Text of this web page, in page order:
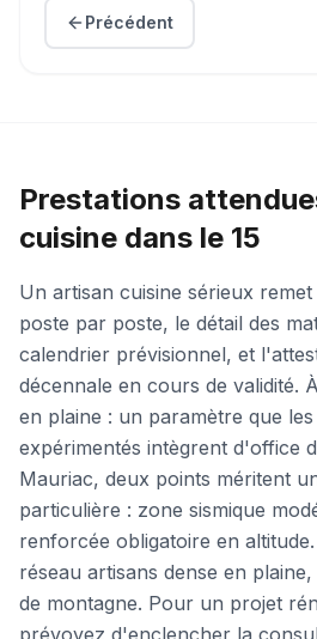
Précédent
Prestations
cuisine dans le 15
Un artisan cuisine sérieux remet
poste par poste, le détail des
calendrier prévisionnel, et
décennale en cours de validité.
en plaine : un paramètre que
expérimentés intègrent d'office
Mauriac, deux points méritent
particulière : zone sismique
renforcée obligatoire en
réseau artisans dense en
de montagne. Pour un projet
prévoyez d'enclencher la